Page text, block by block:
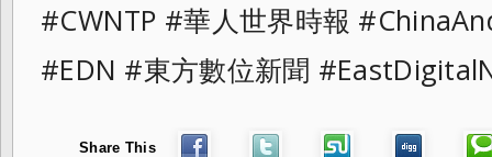
#CWNTP #華人世界時報
#EDN #東方數位新聞
Share This